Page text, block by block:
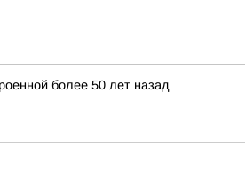
более 50 лет назад